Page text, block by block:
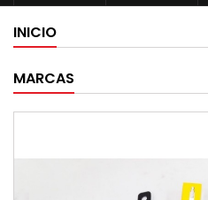
INICIO
MARCAS